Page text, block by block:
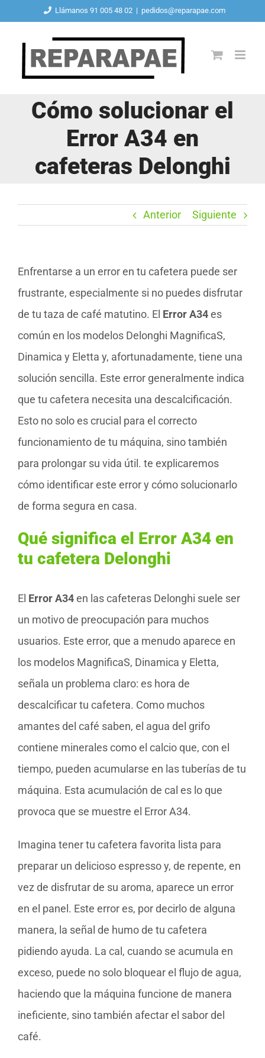
contenido
Llámanos 91 005 48 02 | pedidos@reparapae.com
Cómo solucionar el
Error A34 en
cafeteras Delonghi
Anterior Siguiente
Enfrentarse a un error en tu cafetera puede ser
frustrante, especialmente si no puedes disfrutar
de tu taza de café matutino. El Error A34es
común en los modelos Delonghi MagnificaS,
Dinamica y Eletta y, afortunadamente, tiene una
solución sencilla. Este error generalmente indica
que tu cafetera necesita una descalcificación.
Esto no solo es crucial para el correcto
funcionamiento de tu máquina, sino también
para prolongar su vida útil. te explicaremos
cómo identificar este error y cómo solucionarlo
de forma segura en casa.
Qué significa el Error A34 en
tu cafetera Delonghi
El Error A34en las cafeteras Delonghi suele ser
un motivo de preocupación para muchos
usuarios. Este error, que a menudo aparece en
los modelos MagnificaS, Dinamica y Eletta,
señala un problema claro: es hora de
descalcificar tu cafetera. Como muchos
amantes del café saben, el agua del grifo
contiene minerales como el calcio que, con el
tiempo, pueden acumularse en las tuberías de tu
máquina. Esta acumulación de cal es lo que
provoca que se muestre el Error A34.
Imagina tener tu cafetera favorita lista para
preparar un delicioso espresso y, de repente, en
vez de disfrutar de su aroma, aparece un error
en el panel. Este error es, por decirlo de alguna
manera, la señal de humo de tu cafetera
pidiendo ayuda. La cal, cuando se acumula en
exceso, puede no solo bloquear el flujo de agua,
haciendo que la máquina funcione de manera
ineficiente, sino también afectar el sabor del
café.